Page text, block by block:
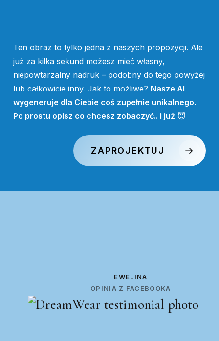
Ten obraz to tylko jedna z naszych propozycji. Ale
już za kilka sekund możesz mieć własny,
niepowtarzalny nadruk – podobny do tego powyżej
lub całkowicie inny. Jak to możliwe? Nasze AI
wygeneruje dla Ciebie coś zupełnie unikalnego.
Po prostu opisz co chcesz zobaczyć.. i już 😇
ZAPROJEKTUJ
EWELINA
OPINIA Z FACEBOOKA